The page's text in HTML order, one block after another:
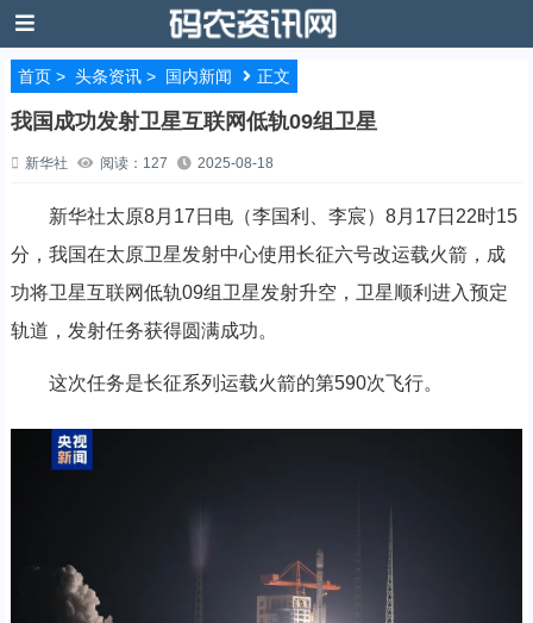
首页> 头条资讯> 国内新闻 正文
我国成功发射卫星互联网低轨09组卫星
新华社 阅读：127 2025-08-18
新华社太原8月17日电（李国利、李宸）8月17日22时15
分，我国在太原卫星发射中心使用长征六号改运载火箭，成
功将卫星互联网低轨09组卫星发射升空，卫星顺利进入预定
轨道，发射任务获得圆满成功。
这次任务是长征系列运载火箭的第590次飞行。